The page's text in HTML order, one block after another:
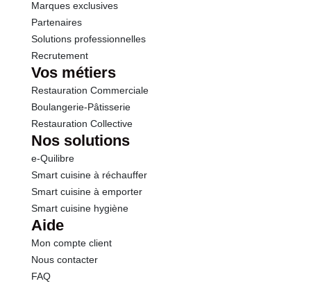
Marques exclusives
Partenaires
Solutions professionnelles
Recrutement
Vos métiers
Restauration Commerciale
Boulangerie-Pâtisserie
Restauration Collective
Nos solutions
e-Quilibre
Smart cuisine à réchauffer
Smart cuisine à emporter
Smart cuisine hygiène
Aide
Mon compte client
Nous contacter
FAQ